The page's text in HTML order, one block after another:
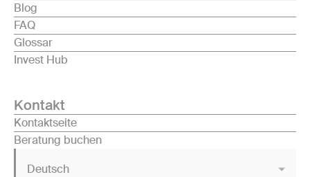
Blog
FAQ
Glossar
Invest Hub
Kontakt
Kontaktseite
Beratung buchen
Deutsch